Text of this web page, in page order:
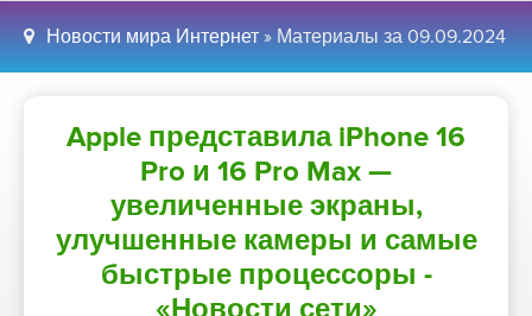
Новости мира Интернет » Материалы за 09.09.2024
Apple представила iPhone 16
Pro и 16 Pro Max —
увеличенные экраны,
улучшенные камеры и самые
быстрые процессоры -